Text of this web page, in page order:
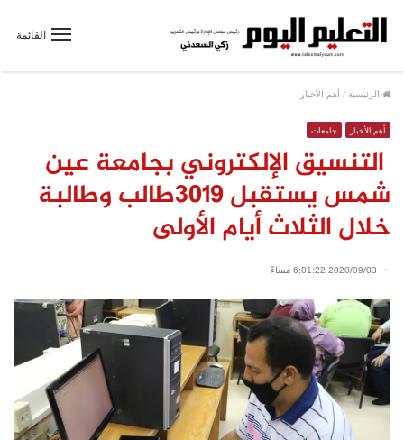
القائمة
الرئيسية / أهم الأخبار
أهم الأخبار جامعات
التنسيق الإلكتروني بجامعة عين
شمس يستقبل ٣٠١٩طالب وطالبة
خلال الثلاث أيام الأولى
2020/09/03 6:01:22 مساءً